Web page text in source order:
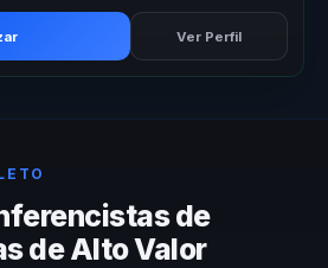
Ver Perfil
de
de Alto Valor